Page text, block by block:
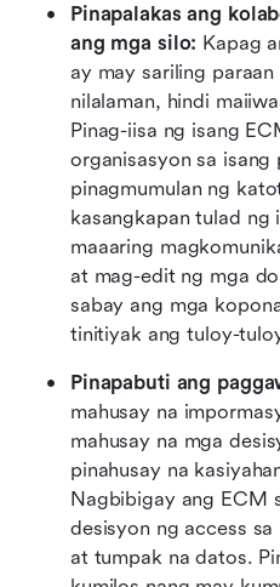
Pinapalakas ang
ang mga silo: Kapag
ay may sariling
nilalaman, hindi
Pinag-iisa ng isang
organisasyon sa isang
pinagmumulan ng
kasangkapan tulad ng
maaaring
at mag-edit ng mga
sabay ang mga
tinitiyak ang tuloy-
Pinapabuti ang
mahusay na
mahusay na mga
pinahusay na
Nagbibigay ang ECM
desisyon ng access
at tumpak na datos.